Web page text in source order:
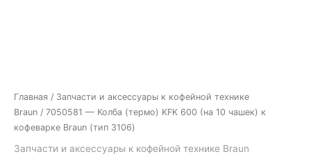
Главная / Запчасти и аксессуары к кофейной технике
Braun / 7050581 — Колба (термо) KFK 600 (на 10 чашек) к
кофеварке Braun (тип 3106)
Запчасти и аксессуары к кофейной технике Braun